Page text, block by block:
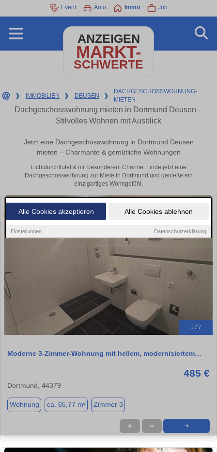
Alle Cookies akzeptieren Alle Cookies ablehnen
Einstellungen Datenschutzerklärung
Event Auto Immo Job
ANZEIGEN
MARKT-
SCHWERTE
❯ IMMOBILIEN ❯ DEUSEN ❯
DACHGESCHOSSWOHNUNG-
MIETEN
Dachgeschosswohnung mieten in Dortmund Deusen –
Stilvolles Wohnen mit Ausblick
Jetzt eine Dachgeschosswohnung in Dortmund Deusen
mieten – Charmante & gemütliche Wohnungen
Lichtdurchflutet & mit besonderem Charme: Finde jetzt eine
Dachgeschosswohnung zur Miete in Dortmund und genieße ein
einzigartiges Wohngefühl.
1 / 7
Moderne 3-Zimmer-Wohnung mit hellem, modernisiertem…
485 €
Dortmund, 44379
Wohnung ca. 65,77 m² Zimmer 3
★ ➦ ➜